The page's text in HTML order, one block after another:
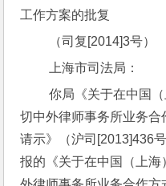
工作方案的批复
（司复[2014]3号）
上海市司法局：
你局《关于在中国（上海）自由贸易试验区探索密
切中外律师事务所业务
请示》（沪司[2013]436
报的《关于在中国（上